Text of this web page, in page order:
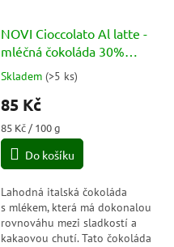
NOVI Cioccolato Al latte -
mléčná čokoláda 30%
kakaa
Průměrné
hodnocení
produktu
je
5,0
5
hvězdiček.
Skladem (>5 ks)
85 Kč
Měrná
cena:
85 Kč / 100 g
Do košíku
Lahodná italská čokoláda
s mlékem, která má dokonalou
rovnováhu mezi sladkostí a
kakaovou chutí. Tato čokoláda